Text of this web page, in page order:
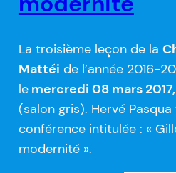
La troisième leçon de la
Mattéi de l’année 2016-
lemercredi 08 mars 2017,
(salon gris). Hervé
conférence intitulée : «
modernité ».